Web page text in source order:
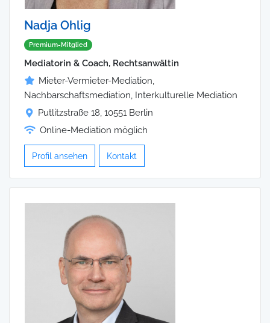
Nadja Ohlig
Premium-Mitglied
Mediatorin & Coach, Rechtsanwältin
Mieter-Vermieter-Mediation,
Nachbarschaftsmediation, Interkulturelle Mediation
Putlitzstraße 18, 10551 Berlin
Online-Mediation möglich
Profil ansehen Kontakt